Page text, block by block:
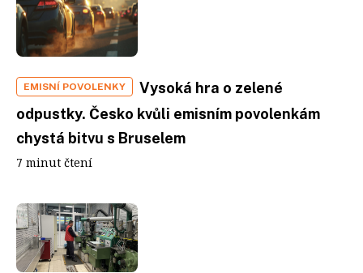
EMISNÍ POVOLENKY
Vysoká hra o zelené
odpustky. Česko kvůli emisním povolenkám
chystá bitvu s Bruselem
7 minut čtení